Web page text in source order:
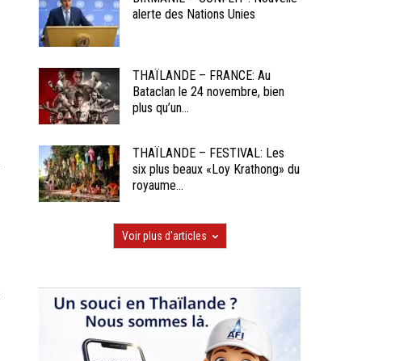
alerte des Nations Unies
THAÏLANDE – FRANCE: Au
Bataclan le 24 novembre, bien
plus qu’un...
THAÏLANDE – FESTIVAL: Les
six plus beaux «Loy Krathong» du
royaume...
Voir plus d'articles